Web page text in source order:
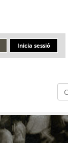
Inicia sessió